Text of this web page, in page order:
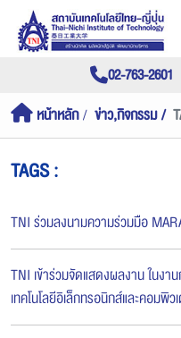
02-763-2601
หน้าหลัก ข่าว,กิจกรรม
TAGS :
TNI ร่วมลงนามความร่วมมือ
TNI เข้าร่วมจัดแสดงผลงาน ในงา
เทคโนโลยีอิเล็กทรอนิกส์และคอมพิ